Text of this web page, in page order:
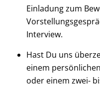
Einladung zum
Interview.
Hast Du uns
einem
oder einem zwei-